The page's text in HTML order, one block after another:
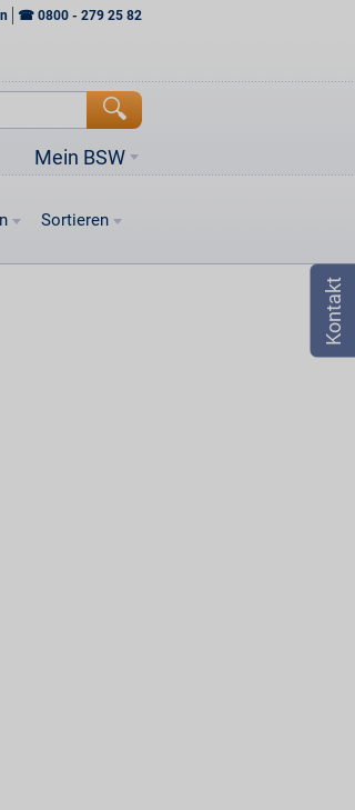
☎ 0800 - 279 25 82
Mein BSW
Sortieren